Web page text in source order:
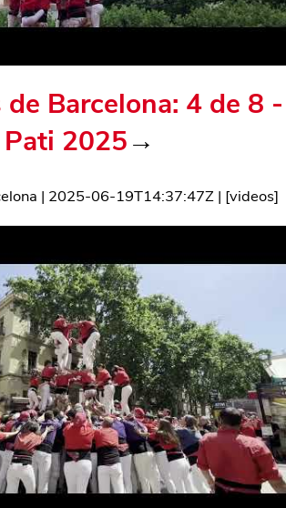
Barcelona: 4 de 8 -
2025→
| 2025-06-19T14:37:47Z | [videos]